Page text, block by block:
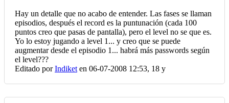
Hay un detalle que no acabo de entender. Las fases se llaman
episodios, después el record es la puntunación (cada 100
puntos creo que pasas de pantalla), pero el level no se que es.
Yo lo estoy jugando a level 1... y creo que se puede
augmentar desde el episodio 1... habrá más passwords según
el level???
Editado porIndiket en 06-07-2008 12:53, 18 y